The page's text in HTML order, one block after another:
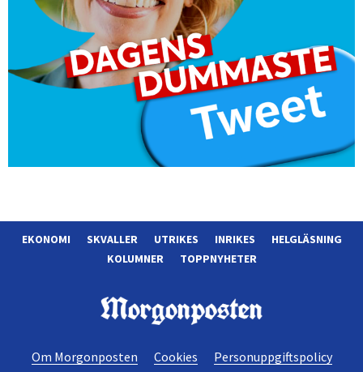
EKONOMI SKVALLER UTRIKES INRIKES
HELGLÄSNING
KOLUMNER
TOPPNYHETER
Om Morgonposten Cookies Personuppgiftspolicy